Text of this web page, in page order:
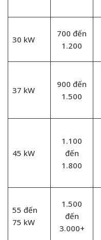
30 kW
700 đến
1.200
37 kW
900 đến
1.500
45 kW
1.100
đến
1.800
55 đến
75 kW
1.500
đến
3.000+